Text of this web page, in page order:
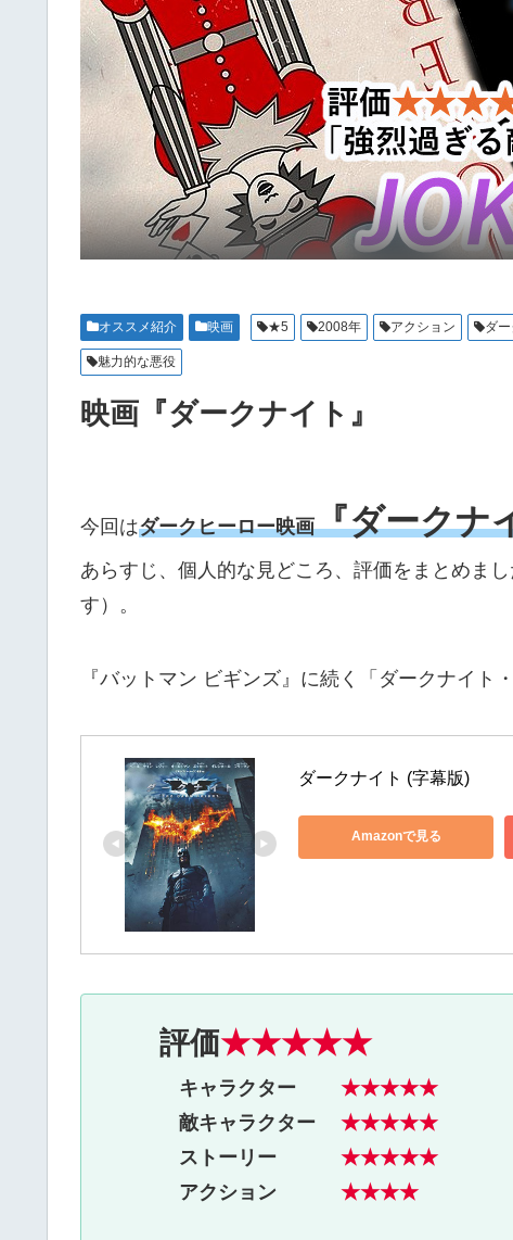
オススメ紹介 映画 ★5 2008年 アクション ダ
魅力的な悪役
映画『ダークナイト』
今回はダークヒーロー映画『ダークナ
あらすじ、個人的な見どころ、評価をまとめま
す）。
『バットマン ビギンズ』に続く「ダークナイト
ダークナイト (字幕版)
Amazonで見る
評価★★★★★
キャラクター ★★★★★
敵キャラクター
★★★★★
ストーリー ★★★★★
アクション ★★★★